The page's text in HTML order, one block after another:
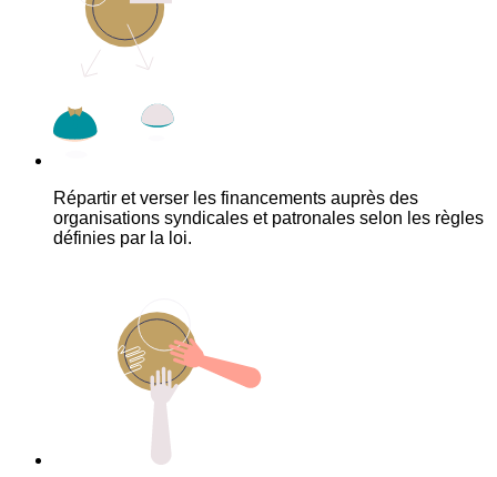
Répartir et verser les financements auprès des
organisations syndicales et patronales selon les règles
définies par la loi.